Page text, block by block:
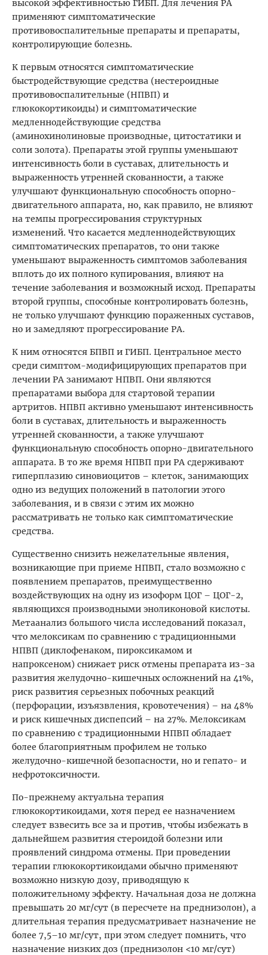
высокой эффективностью ГИБП. Для лечения РА
применяют симптоматические
противовоспалительные препараты и препараты,
контролирующие болезнь.
К первым относятся симптоматические
быстродействующие средства (нестероидные
противовоспалительные (НПВП) и
глюкокортикоиды) и симптоматические
медленнодействующие средства
(аминохинолиновые производные, цитостатики и
соли золота). Препараты этой группы уменьшают
интенсивность боли в суставах, длительность и
выраженность утренней скованности, а также
улучшают функциональную способность опорно-
двигательного аппарата, но, как правило, не влияют
на темпы прогрессирования структурных
изменений. Что касается медленнодействующих
симптоматических препаратов, то они также
уменьшают выраженность симптомов заболевания
вплоть до их полного купирования, влияют на
течение заболевания и возможный исход. Препараты
второй группы, способные контролировать болезнь,
не только улучшают функцию пораженных суставов,
но и замедляют прогрессирование РА.
К ним относятся БПВП и ГИБП. Центральное место
среди симптом-модифицирующих препаратов при
лечении РА занимают НПВП. Они являются
препаратами выбора для стартовой терапии
артритов. НПВП активно уменьшают интенсивность
боли в суставах, длительность и выраженность
утренней скованности, а также улучшают
функциональную способность опорно-двигательного
аппарата. В то же время НПВП при РА сдерживают
гиперплазию синовиоцитов – клеток, занимающих
одно из ведущих положений в патологии этого
заболевания, и в связи с этим их можно
рассматривать не только как симптоматические
средства.
Существенно снизить нежелательные явления,
возникающие при приеме НПВП, стало возможно с
появлением препаратов, преимущественно
воздействующих на одну из изоформ ЦОГ – ЦОГ-2,
являющихся производными эноликоновой кислоты.
Метаанализ большого числа исследований показал,
что мелоксикам по сравнению с традиционными
НПВП (диклофенаком, пироксикамом и
напроксеном) снижает риск отмены препарата из-за
развития желудочно-кишечных осложнений на 41%,
риск развития серьезных побочных реакций
(перфорации, изъязвления, кровотечения) – на 48%
и риск кишечных диспепсий – на 27%. Мелоксикам
по сравнению с традиционными НПВП обладает
более благоприятным профилем не только
желудочно-кишечной безопасности, но и гепато- и
нефротоксичности.
По-прежнему актуальна терапия
глюкокортикоидами, хотя перед ее назначением
следует взвесить все за и против, чтобы избежать в
дальнейшем развития стероидой болезни или
проявлений синдрома отмены. При проведении
терапии глюкокортикоидами обычно применяют
возможно низкую дозу, приводящую к
положительному эффекту. Начальная доза не должна
превышать 20 мг/сут (в пересчете на преднизолон), а
длительная терапия предусматривает назначение не
более 7,5–10 мг/сут, при этом следует помнить, что
назначение низких доз (преднизолон <10 мг/сут)